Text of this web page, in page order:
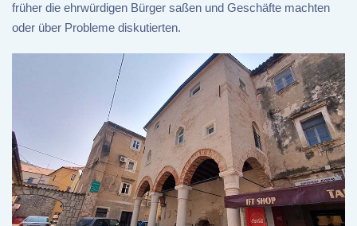
früher die ehrwürdigen Bürger saßen und Geschäfte machten
oder über Probleme diskutierten.